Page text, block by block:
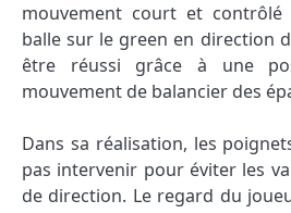
mouvement court et
balle sur le green en direction
être réussi grâce à une
mouvement de balancier des
Dans sa réalisation, les
pas intervenir pour éviter les
de direction. Le regard du